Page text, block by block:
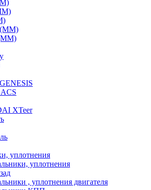
(ММ)
XTeer
уплотнения
уплотнения
, уплотнения двигателя